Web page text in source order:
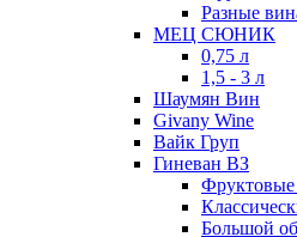
Разные
МЕЦ СЮНИК
0,75 л
1,5 - 3 л
Шаумян Вин
Givany Wine
Вайк Груп
Гиневан ВЗ
Большой